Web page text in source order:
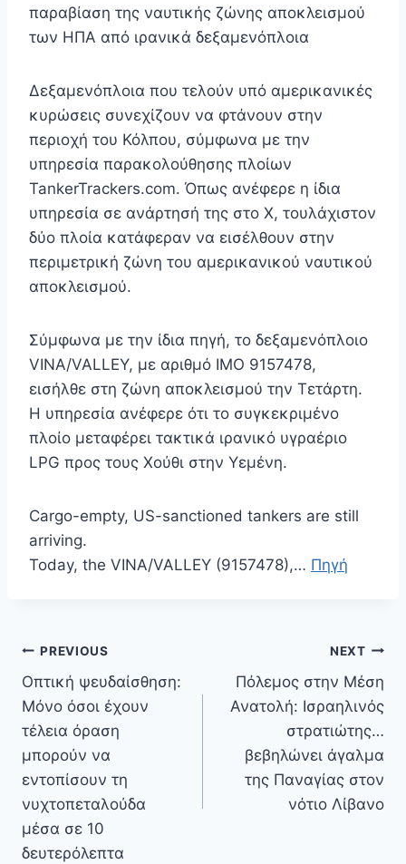
παραβίαση της ναυτικής ζώνης αποκλεισμού
των ΗΠΑ από ιρανικά δεξαμενόπλοια
Δεξαμενόπλοια που τελούν υπό αμερικανικές
κυρώσεις συνεχίζουν να φτάνουν στην
περιοχή του Κόλπου, σύμφωνα με την
υπηρεσία παρακολούθησης πλοίων
TankerTrackers.com. Όπως ανέφερε η ίδια
υπηρεσία σε ανάρτησή της στο Χ, τουλάχιστον
δύο πλοία κατάφεραν να εισέλθουν στην
περιμετρική ζώνη του αμερικανικού ναυτικού
αποκλεισμού.
Σύμφωνα με την ίδια πηγή, το δεξαμενόπλοιο
VINA/VALLEY, με αριθμό IMO 9157478,
εισήλθε στη ζώνη αποκλεισμού την Τετάρτη.
Η υπηρεσία ανέφερε ότι το συγκεκριμένο
πλοίο μεταφέρει τακτικά ιρανικό υγραέριο
LPG προς τους Χούθι στην Υεμένη.
Cargo-empty, US-sanctioned tankers are still
arriving.
Today, the VINA/VALLEY (9157478),… Πηγή
Πλοήγηση
άρθρων
PREVIOUS
Οπτική ψευδαίσθηση:
Μόνο όσοι έχουν
τέλεια όραση
μπορούν να
εντοπίσουν τη
νυχτοπεταλούδα
μέσα σε 10
δευτερόλεπτα
NEXT
Πόλεμος στην Μέση
Ανατολή: Ισραηλινός
στρατιώτης…
βεβηλώνει άγαλμα
της Παναγίας στον
νότιο Λίβανο